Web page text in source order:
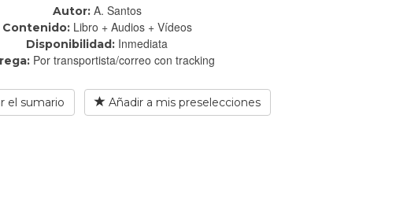
Autor: A. Santos
Contenido: Libro + Audios + Vídeos
Disponibilidad: Inmediata
Por transportista/correo con tracking
el sumario Añadir a mis preselecciones